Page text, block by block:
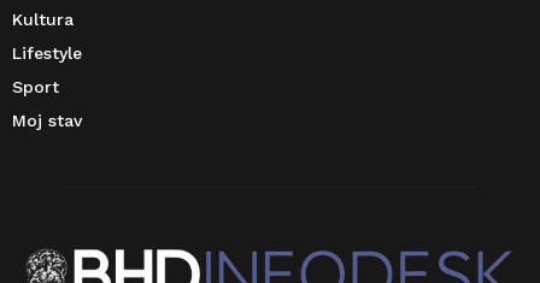
Kultura
Lifestyle
Sport
Moj stav